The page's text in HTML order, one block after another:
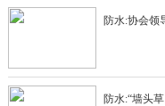
防水:协会领
防水:“墙头